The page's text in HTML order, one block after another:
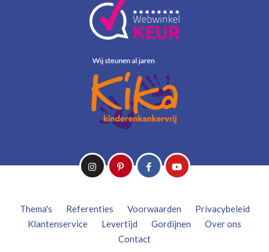
Thema's Referenties Voorwaarden
Privacybeleid
Klantenservice
Levertijd Gordijnen
Over ons
Contact